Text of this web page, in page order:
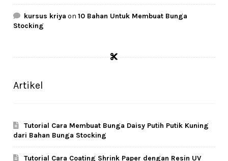
kursus kriya on10 Bahan Untuk Membuat Bunga
Stocking
Artikel
Tutorial Cara Membuat Bunga Daisy Putih Putik Kuning
dari Bahan Bunga Stocking
Tutorial Cara Coating Shrink Paper dengan Resin UV